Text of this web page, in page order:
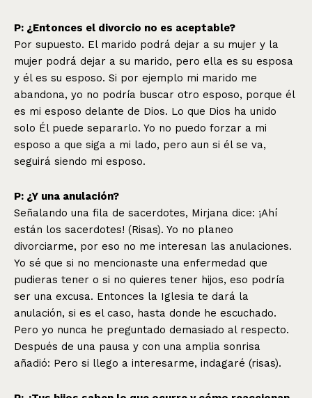
P: ¿Entonces el divorcio no es aceptable?
Por supuesto. El marido podrá dejar a su mujer y la
mujer podrá dejar a su marido, pero ella es su esposa
y él es su esposo. Si por ejemplo mi marido me
abandona, yo no podría buscar otro esposo, porque él
es mi esposo delante de Dios. Lo que Dios ha unido
solo Él puede separarlo. Yo no puedo forzar a mi
esposo a que siga a mi lado, pero aun si él se va,
seguirá siendo mi esposo.
P: ¿Y una anulación?
Señalando una fila de sacerdotes, Mirjana dice: ¡Ahí
están los sacerdotes! (Risas). Yo no planeo
divorciarme, por eso no me interesan las anulaciones.
Yo sé que si no mencionaste una enfermedad que
pudieras tener o si no quieres tener hijos, eso podría
ser una excusa. Entonces la Iglesia te dará la
anulación, si es el caso, hasta donde he escuchado.
Pero yo nunca he preguntado demasiado al respecto.
Después de una pausa y con una amplia sonrisa
añadió: Pero si llego a interesarme, indagaré (risas).